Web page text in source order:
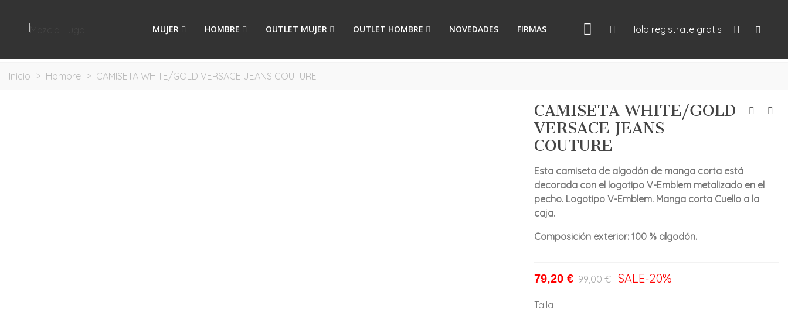
MUJER HOMBRE OUTLET MUJER OUTLET HOMBRE NOVEDADES FIRMAS Hola registrate gratis
Inicio > Hombre > CAMISETA WHITE/GOLD VERSACE JEANS COUTURE
CAMISETA WHITE/GOLD
VERSACE JEANS
COUTURE
Esta camiseta de algodón de manga corta está
decorada con el logotipo V-Emblem metalizado en el
pecho. Logotipo V-Emblem. Manga corta Cuello a la
caja.
Composición exterior: 100 % algodón.
79,20 € 99,00 € SALE-20%
Talla